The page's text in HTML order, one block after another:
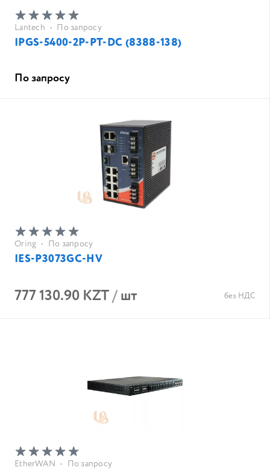
Lantech • По запросу
IPGS-5400-2P-PT-DC (8388-138)
По запросу
Oring • По запросу
IES-P3073GC-HV
777 130.90 KZT/шт без НДС
EtherWAN • По запросу